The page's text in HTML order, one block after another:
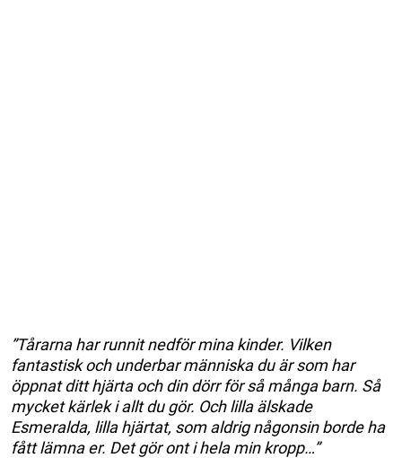
”Tårarna har runnit nedför mina kinder. Vilken
fantastisk och underbar människa du är som har
öppnat ditt hjärta och din dörr för så många barn. Så
mycket kärlek i allt du gör. Och lilla älskade
Esmeralda, lilla hjärtat, som aldrig någonsin borde ha
fått lämna er. Det gör ont i hela min kropp…”